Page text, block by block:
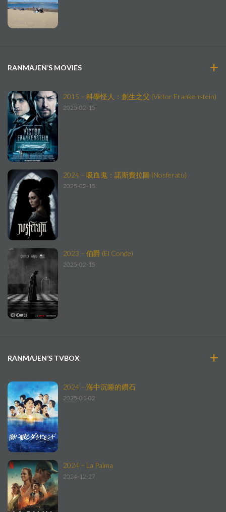
RANMAJEN’S MOVIES
2015 – 科學怪人：創生之父 (Victor Frankenstein)
2025-02-15
2024 – 吸血鬼：諾斯費拉圖 (Nosferatu)
2025-02-15
2023 – 伯爵 (El Conde)
2025-02-15
RANMAJEN’S TVBOX
2024 – 海中沉睡的鑽石
2025-01-02
2024 – La Palma
2024-12-27